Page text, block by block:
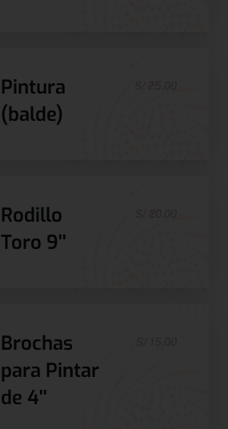
Pintura
(balde)
Rodillo
Toro 9''
Brochas
para Pintar
de 4''